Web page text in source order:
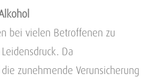
bei vielen Betroffenen zu
Da
zunehmende Verunsicherung